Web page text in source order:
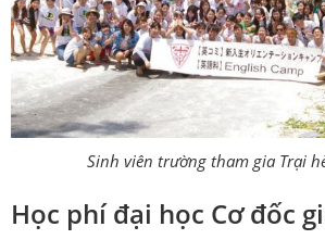
Sinh viên trường tham gia Trại
Học phí đại học Cơ đốc